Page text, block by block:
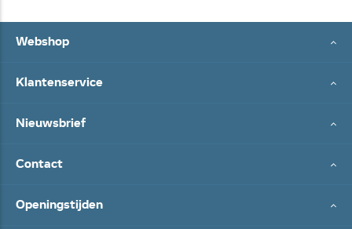
Webshop
Klantenservice
Nieuwsbrief
Contact
Openingstijden